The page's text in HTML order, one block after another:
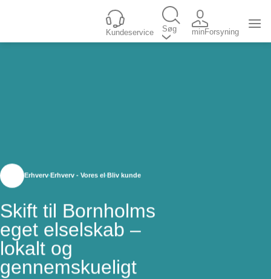
Kundeservice Søg minForsyning
Erhverv Erhverv - Vores el Bliv kunde
Skift til Bornholms
eget elselskab –
lokalt og
gennemskueligt